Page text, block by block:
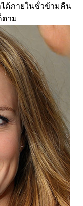
ด้ภายในชั่วข้ามคืน
าม